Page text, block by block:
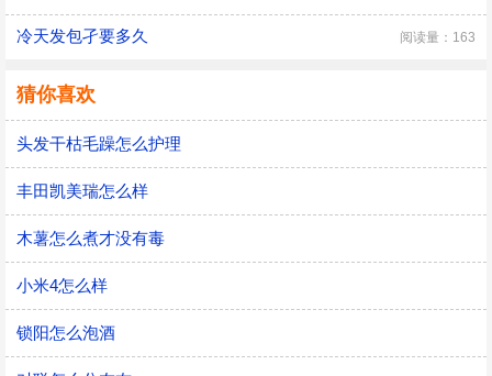
冷天发包孑要多久 阅读量：163
猜你喜欢
头发干枯毛躁怎么护理
丰田凯美瑞怎么样
木薯怎么煮才没有毒
小米4怎么样
锁阳怎么泡酒